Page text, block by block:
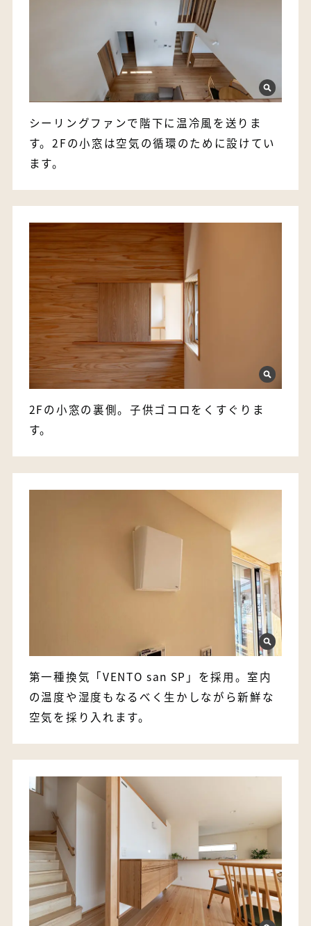
シーリングファンで階下に温冷風を送りま
す。2Fの小窓は空気の循環のために設けてい
ます。
2Fの小窓の裏側。子供ゴコロをくすぐりま
す。
第一種換気「VENTO san SP」を採用。室内
の温度や湿度もなるべく生かしながら新鮮な
空気を採り入れます。